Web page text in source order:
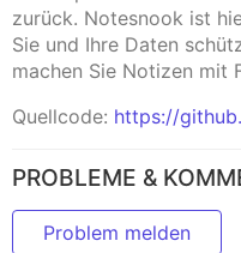
zurück. Notesnook ist
Sie und Ihre Daten
machen Sie Notizen mit
Quellcode: https://
PROBLEME &
Problem melden